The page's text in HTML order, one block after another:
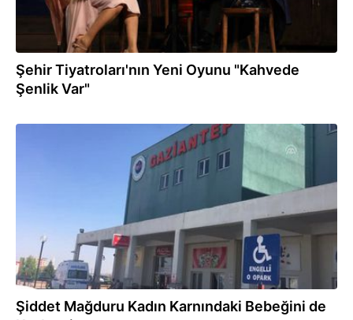
Şehir Tiyatroları'nın Yeni Oyunu "Kahvede
Şenlik Var"
Şiddet Mağduru Kadın Karnındaki Bebeğini de